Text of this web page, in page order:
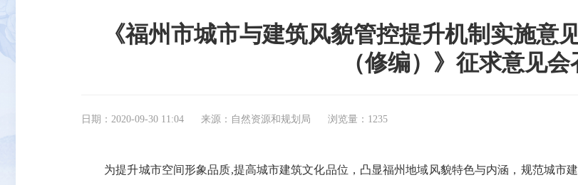
《福州市城市与建筑风貌管控提升机制实施意
（修编）》征求意见会
日期：2020-09-30 11:04 来源：自然资源和规划局 浏览量：1235
为提升城市空间形象品质,提高城市建筑文化品位，凸显福州地域风貌特色与内涵，规范城市建